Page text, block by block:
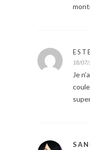
18/07/
Je